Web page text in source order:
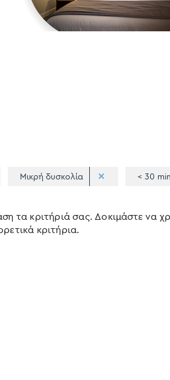
Μικρή δυσκολία < 30 min
τα κριτήριά σας. Δοκιμάστε να
κριτήρια.